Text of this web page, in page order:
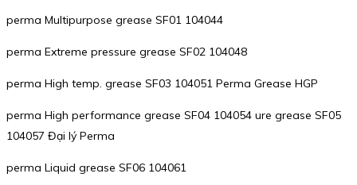
perma Multipurpose grease SF01 104044
perma Extreme pressure grease SF02 104048
perma High temp. grease SF03 104051 Perma Grease HGP
perma High performance grease SF04 104054 ure grease SF05
104057 Đại lý Perma
perma Liquid grease SF06 104061